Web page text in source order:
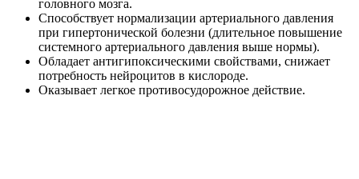
головного мозга.
Способствует нормализации артериального давления
при гипертонической болезни (длительное повышение
системного артериального давления выше нормы).
Обладает антигипоксическими свойствами, снижает
потребность нейроцитов в кислороде.
Оказывает легкое противосудорожное действие.